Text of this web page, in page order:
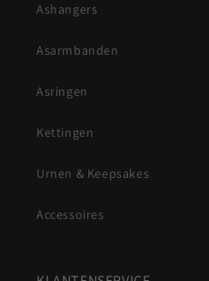
Ashangers
Asarmbanden
Asringen
Kettingen
Urnen & Keepsakes
Accessoires